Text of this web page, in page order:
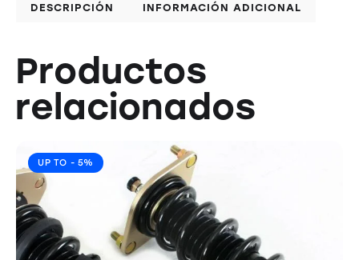
DESCRIPCIÓN INFORMACIÓN ADICIONAL
Productos
relacionados
UP TO - 5%